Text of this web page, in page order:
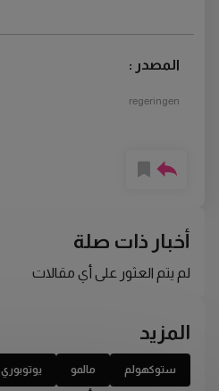
المصدر :
regeringen
أخبار ذات صلة
لم يتم العثور على أي مقالات
المزيد
ستوكهولم مالمو يوتوبوري